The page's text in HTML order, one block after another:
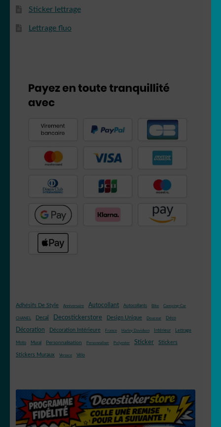
Sticker lettrage
Lettrage fluo
Adhésifs De Style Anniversaire Autocollant Autocollants Bike Camping-Car
CHANEL Decal Decostickerstore Design Unique Douceur Déco
Décoration Décoration Intérieure France Harley Davidson Intérieur Lettrage
Moto Mural Personnalisation Personnaliser Polyester Sticker Stickers
Stickers Muraux Versace Vélo